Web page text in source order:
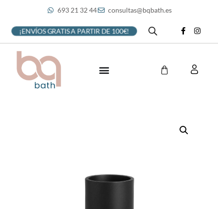
693 21 32 44 consultas@bqbath.es
¡ENVÍOS GRATIS A PARTIR DE 100€!